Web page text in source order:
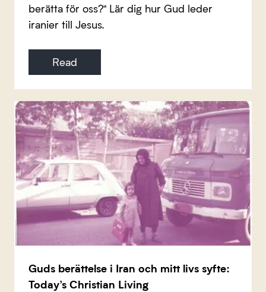
berätta för oss?" Lär dig hur Gud leder
iranier till Jesus.
Read
Guds berättelse i Iran och mitt livs syfte:
Today’s Christian Living